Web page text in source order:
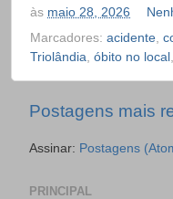
às maio 28, 2026
Marcadores: acidente,
Triolândia, óbito no local ,
Postagens mais
Assinar: Postagens
PRINCIPAL